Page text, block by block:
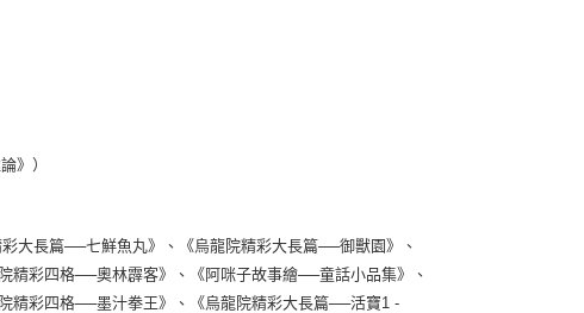
》）
大長篇──七鮮魚丸》、《烏龍院精彩大長篇──御獸園》、
精彩四格──奧林霹客》、《阿咪子故事繪──童話小品集》、
精彩四格──墨汁拳王》、《烏龍院精彩大長篇──活寶1 -